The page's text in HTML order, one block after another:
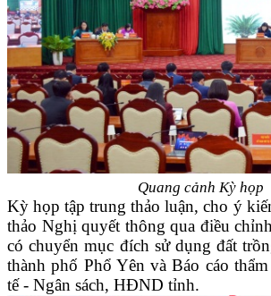
Quang cảnh Kỳ họp
Kỳ họp tập trung thảo luận, cho ý
thảo Nghị quyết thông qua điều
có chuyển mục đích sử dụng đất
thành phố Phổ Yên và Báo cáo
tế - Ngân sách, HĐND tỉnh.